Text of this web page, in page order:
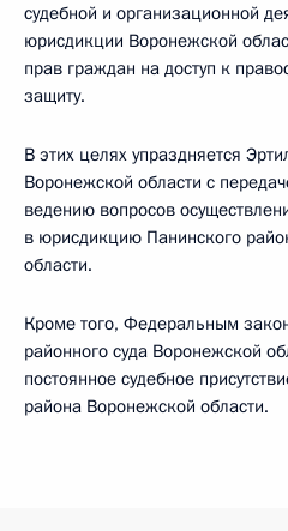
судебной и организационной
юрисдикции Воронежской
прав граждан на доступ к
защиту.
В этих целях упраздняется
Воронежской области с
ведению вопросов
в юрисдикцию Панинского
области.
Кроме того, Федеральным
районного суда Воронежской
постоянное судебное
района Воронежской области.